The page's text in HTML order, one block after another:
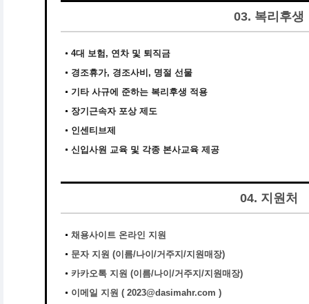
03. 복리후생
4대 보험, 연차 및 퇴직금
경조휴가, 경조사비, 명절 선물
기타 사규에 준하는 복리후생 적용
장기근속자 포상 제도
인센티브제
신입사원 교육 및 각종 본사교육 제공
04. 지원처
채용사이트 온라인 지원
문자 지원 (이름/나이/거주지/지원매장)
카카오톡 지원 (이름/나이/거주지/지원매장)
이메일 지원 ( 2023@dasimahr.com )